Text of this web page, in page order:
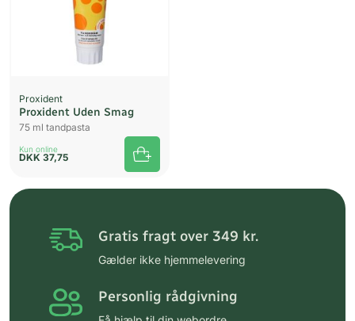
Proxident
Proxident Uden Smag
75 ml tandpasta
Kun online
DKK 37,75
Gratis fragt over 349 kr.
Gælder ikke hjemmelevering
Personlig rådgivning